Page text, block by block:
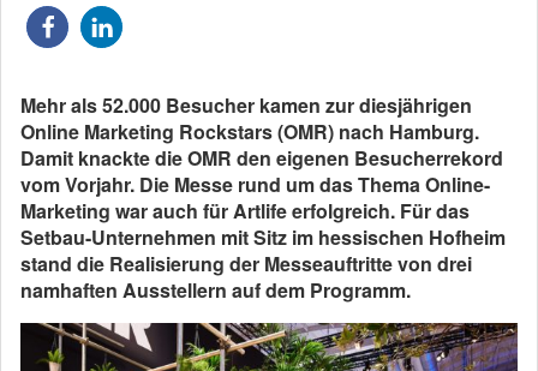
Mehr als 52.000 Besucher kamen zur diesjährigen
Online Marketing Rockstars (OMR) nach Hamburg.
Damit knackte die OMR den eigenen Besucherrekord
vom Vorjahr. Die Messe rund um das Thema Online-
Marketing war auch für Artlife erfolgreich. Für das
Setbau-Unternehmen mit Sitz im hessischen Hofheim
stand die Realisierung der Messeauftritte von drei
namhaften Ausstellern auf dem Programm.